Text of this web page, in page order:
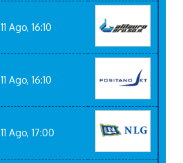
11 Ago, 16:10
11 Ago, 16:10
11 Ago, 17:00